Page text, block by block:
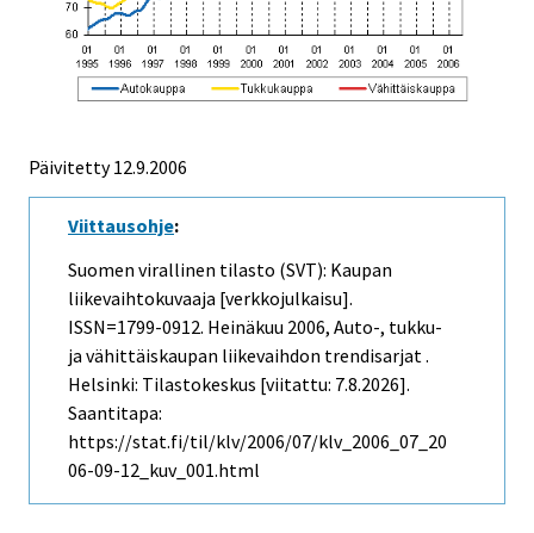
Päivitetty12.9.2006
Viittausohje:
Suomen virallinen tilasto (SVT): Kaupan
liikevaihtokuvaaja [verkkojulkaisu].
ISSN=1799-0912. Heinäkuu 2006, Auto-, tukku-
ja vähittäiskaupan liikevaihdon trendisarjat .
Helsinki: Tilastokeskus [viitattu: 7.8.2026].
Saantitapa:
https://stat.fi/til/klv/2006/07/klv_2006_07_20
06-09-12_kuv_001.html